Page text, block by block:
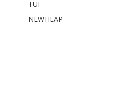
TUI
NEWHEAP